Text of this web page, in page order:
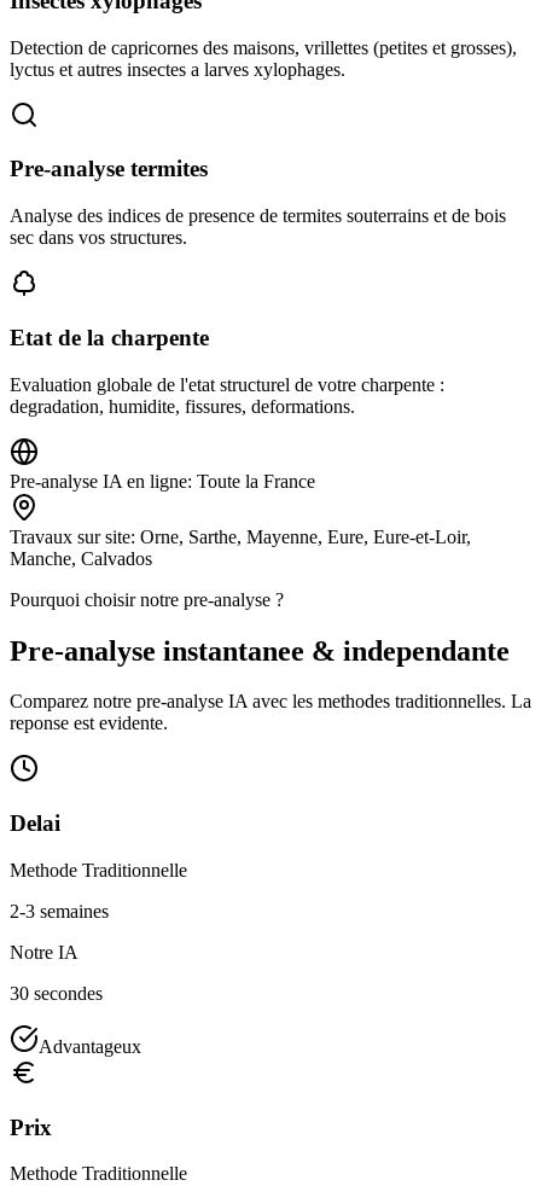
Detection de capricornes des maisons, vrillettes (petites et grosses),
lyctus et autres insectes a larves xylophages.
Pre-analyse termites
Analyse des indices de presence de termites souterrains et de bois
sec dans vos structures.
Etat de la charpente
Evaluation globale de l'etat structurel de votre charpente :
degradation, humidite, fissures, deformations.
Pre-analyse IA en ligne: Toute la France
Travaux sur site: Orne, Sarthe, Mayenne, Eure, Eure-et-Loir,
Manche, Calvados
Pourquoi choisir notre pre-analyse ?
Pre-analyse instantanee & independante
Comparez notre pre-analyse IA avec les methodes traditionnelles. La
reponse est evidente.
Delai
Methode Traditionnelle
2-3 semaines
Notre IA
30 secondes
Advantageux
Prix
Methode Traditionnelle